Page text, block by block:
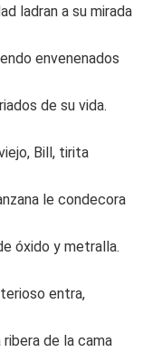
ladran a su mirada
envenenados
de su vida.
Bill, tirita
le condecora
óxido y metralla.
entra,
de la cama